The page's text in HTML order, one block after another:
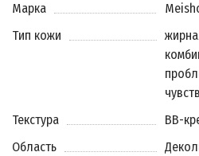
Марка
Тип кожи
Текстура
BB-
Область